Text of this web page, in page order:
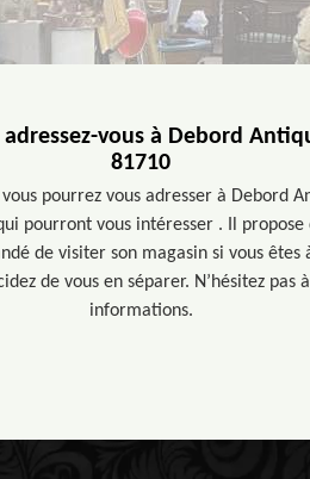
vous à Debord
81710
vous pourrez vous adresser à Debord
pourront vous intéresser . Il propose
de visiter son magasin si vous êtes
de vous en séparer. N’hésitez
informations.